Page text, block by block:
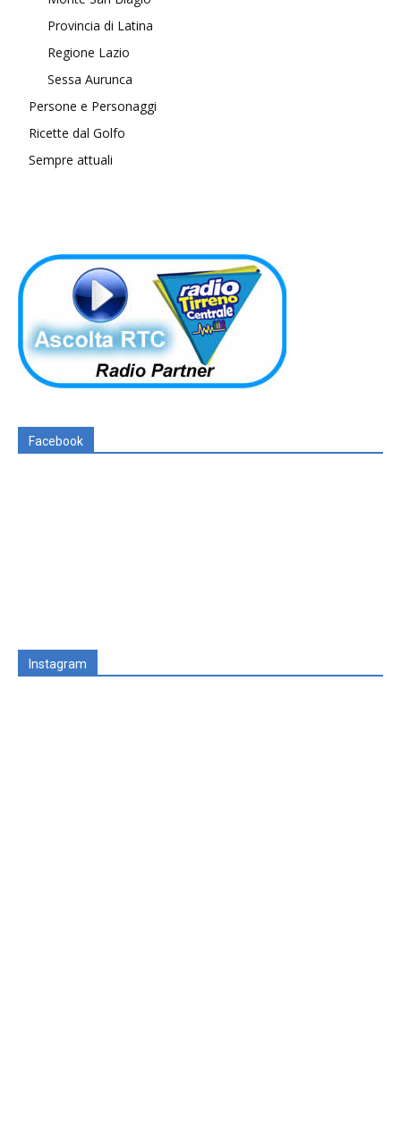
Provincia di Latina
Regione Lazio
Sessa Aurunca
Persone e Personaggi
Ricette dal Golfo
Sempre attuali
Facebook
Instagram